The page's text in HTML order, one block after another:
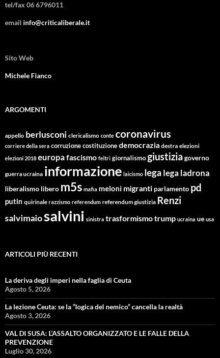
tel/fax 06 6796011
email info@criticaliberale.it
Sito Web
Michele Fianco
ARGOMENTI
appello berlusconi clericalismo conte coronavirus
corriere della sera corruzionecostituzionedemocrazia destra elezioni
elezioni 2018 europa fascismo feltri giornalismogiustiziagoverno
guerra ucraina informazione laicismo lega lega ladrona
liberalismo libero m5s mafia meloni migranti parlamento pd
putin quirinale razzismo referendum referendum giustizia Renzi
salvimaiosalvini sinistra trasformismotrump ucraina ue usa
ARTICOLI PIÙ RECENTI
La deriva degli imperi nella faglia di Ceuta
Agosto 5, 2026
La lezione Ceuta: se la “logica del nemico” cancella la realtà
Agosto 3, 2026
VAL DI SUSA: L’ASSALTO ORGANIZZATO E LE FALLE DELLA
PREVENZIONE
Luglio 30, 2026